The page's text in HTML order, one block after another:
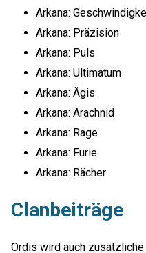
Arkana:
Arkana: Präzision
Arkana: Puls
Arkana: Ultimatum
Arkana: Ägis
Arkana: Arachnid
Arkana: Rage
Arkana: Furie
Arkana: Rächer
Clanbeiträge
Ordis wird auch